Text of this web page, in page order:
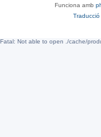
Funciona amb
Fatal: Not able to open ./cache/